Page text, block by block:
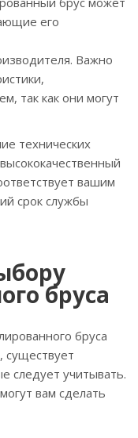
его
Важно
так как они могут
технических
вашим
срок службы
бруса
бруса
существует
следует учитывать.
вам сделать